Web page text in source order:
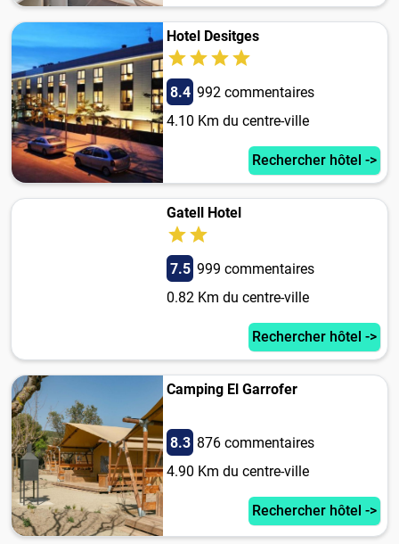
Hotel Desitges
8.4 992 commentaires
4.10 Km du centre-ville
Rechercher hôtel ->
Gatell Hotel
7.5 999 commentaires
0.82 Km du centre-ville
Rechercher hôtel ->
Camping El Garrofer
8.3 876 commentaires
4.90 Km du centre-ville
Rechercher hôtel ->